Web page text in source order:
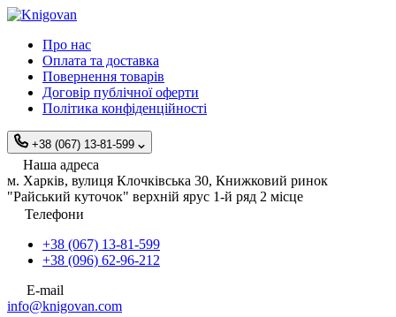
Про нас
Оплата та доставка
Повернення товарів
Договір публічної оферти
Політика конфіденційності
+38 (067) 13-81-599
Наша адреса
м. Харків, вулиця Клочківська 30, Книжковий ринок
"Райський куточок" верхній ярус 1-й ряд 2 місце
Телефони
+38 (067) 13-81-599
+38 (096) 62-96-212
E-mail
info@knigovan.com